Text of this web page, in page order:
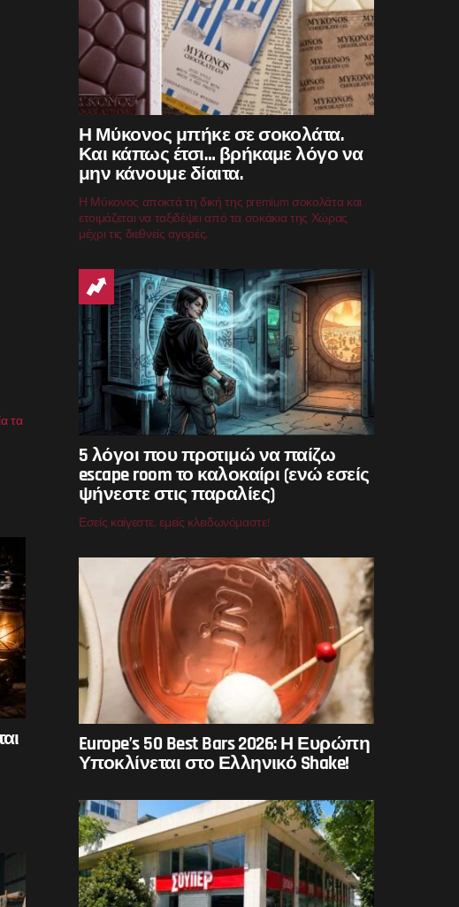
τα
Η Μύκονος μπήκε σε σοκολάτα.
Και κάπως έτσι… βρήκαμε λόγο να
μην κάνουμε δίαιτα.
Η Μύκονος αποκτά τη δική της premium σοκολάτα και
ετοιμάζεται να ταξιδέψει από τα σοκάκια της Χώρας
μέχρι τις διεθνείς αγορές.
5 λόγοι που προτιμώ να παίζω
escape room το καλοκαίρι (ενώ εσείς
ψήνεστε στις παραλίες)
Εσείς καίγεστε, εμείς κλειδωνόμαστε!
Europe’s 50 Best Bars 2026: Η Ευρώπη
Υποκλίνεται στο Ελληνικό Shake!